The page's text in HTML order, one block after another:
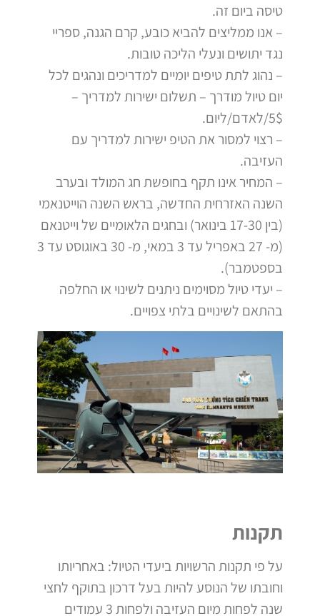
טיסה ביום זה.
– אנו ממליצים להביא כובע, קרם הגנה, ספריי
נגד יתושים ונעלי הליכה טובות.
– נהוג לתת טיפים יומיים למדריכים ונהגים לכל
יום טיול מודרך – תשלום ישירות למדריך –
5$/לאדם/ליום.
– רצוי למסור את הטיפ ישירות למדריך עם
העזיבה.
– המחיר אינו תקף בחופשת חג המולד ובערב
השנה האזרחית החדשה, בראש השנה הוייטנאמי
(בין 17-30 בינואר) ובחגים הלאומיים של וייטנאם
(מ- 27 באפריל עד 3 במאי, מ- 30 באוגוסט עד 3
בספטמבר).
– יעדי טיול מסוימים ניתנים לשינוי או החלפה
בהתאם לשינויים בלתי צפויים.
תקנות
על פי תקנות הרשויות ביעדי הטיול: באחריותו
וחובתו של הנוסע להיות בעל דרכון בתוקף לחצי
שנה לפחות מיום העזיבה ולפחות 3 עמודים